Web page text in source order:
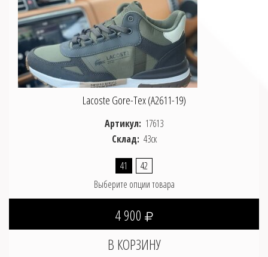
Lacoste Gore-Tex (A2611-19)
Артикул: 17613
Склад: 43ск
41
42
Выберите опции товара
4 900